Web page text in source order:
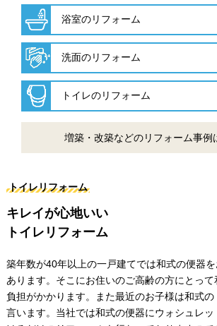
浴室のリフォーム
洗面のリフォーム
トイレのリフォーム
増築・改築などのリフォーム事例
トイレリフォーム
キレイが心地いい
トイレリフォーム
築年数が40年以上の一戸建てでは和式の便器を
あります。そこにお住いのご高齢の方にとっ
負担がかかります。また最近のお子様は和式
言います。当社では和式の便器にウォシュレ